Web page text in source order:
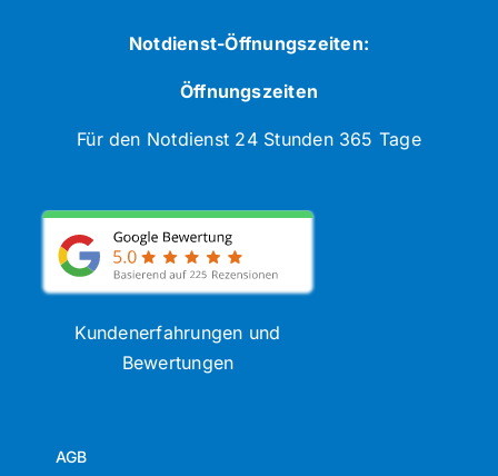
Notdienst-Öffnungszeiten:
Öffnungszeiten
Für den Notdienst 24 Stunden 365 Tage
Kundenerfahrungen und
Bewertungen
AGB